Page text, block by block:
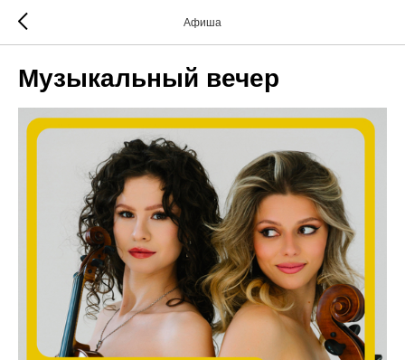
Афиша
Музыкальный вечер